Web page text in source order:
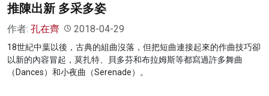
推陳出新 多采多姿
作者: 孔在齊 2018-04-29
18世紀中葉以後，古典的組曲沒落，但把短曲連接起來的作曲技巧卻
以新的內容冒起，莫扎特、貝多芬和布拉姆斯等都寫過許多舞曲
（Dances）和小夜曲（Serenade）。